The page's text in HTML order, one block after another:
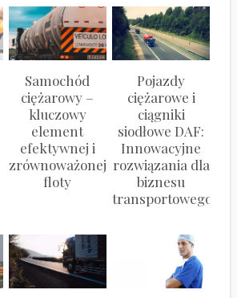
Samochód
ciężarowy –
kluczowy
element
efektywnej i
zrównoważonej
floty
Pojazdy
ciężarowe i
ciągniki
siodłowe DAF:
Innowacyjne
rozwiązania dla
biznesu
transportowego